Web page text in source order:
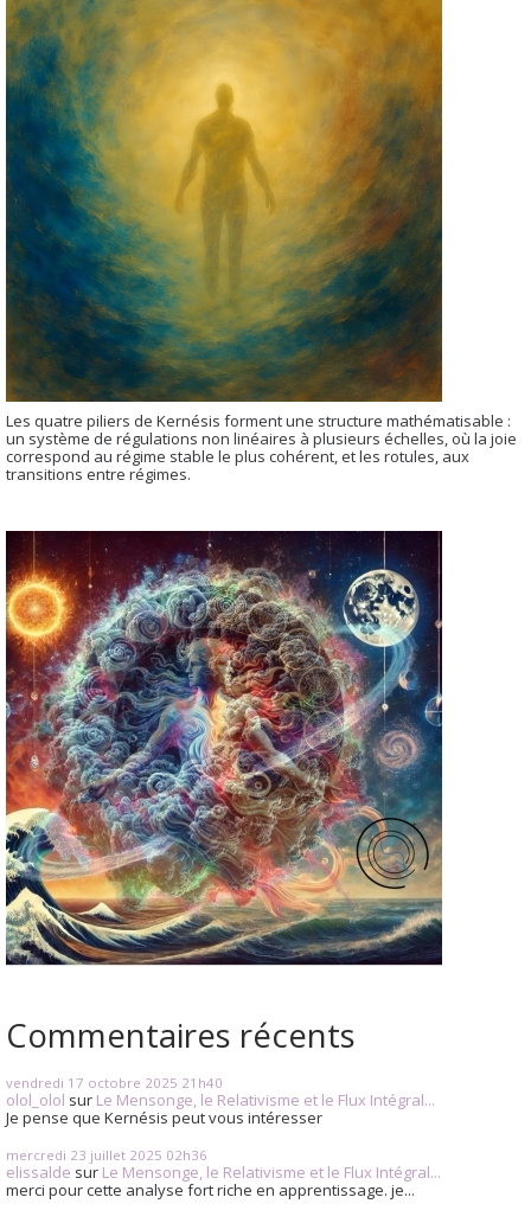
Les quatre piliers de Kernésis forment une structure mathématisable :
un système de régulations non linéaires à plusieurs échelles, où la joie
correspond au régime stable le plus cohérent, et les rotules, aux
transitions entre régimes.
Commentaires récents
vendredi 17 octobre 2025 21h40
olol_olol sur Le Mensonge, le Relativisme et le Flux Intégral...
Je pense que Kernésis peut vous intéresser
mercredi 23 juillet 2025 02h36
elissalde sur Le Mensonge, le Relativisme et le Flux Intégral...
merci pour cette analyse fort riche en apprentissage. je...